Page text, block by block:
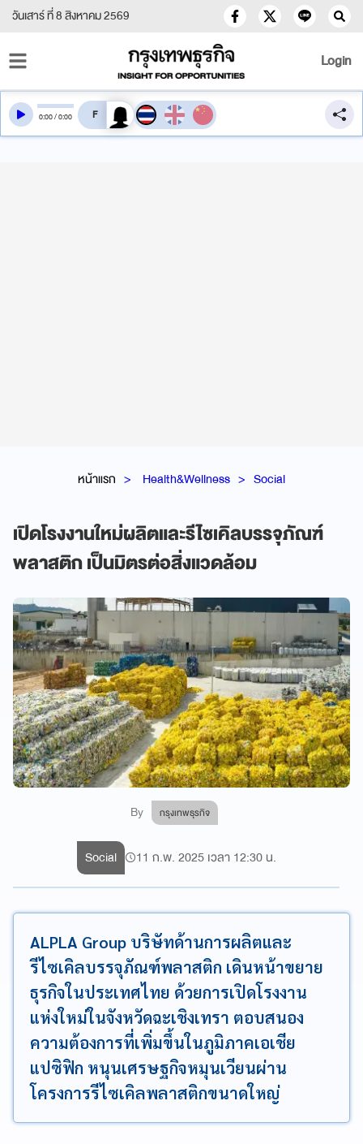
วันเสาร์ ที่ 8 สิงหาคม 2569
Login
หน้าแรก Health&Wellness Social
เปิดโรงงานใหม่ผลิตและรีไซเคิลบรรจุภัณฑ์
พลาสติก เป็นมิตรต่อสิ่งแวดล้อม
By กรุงเทพธุรกิจ
0:00/0:00 สลับเสียงอ่าน
Social 11 ก.พ. 2025 เวลา 12:30 น.
ALPLA Group บริษัทด้านการผลิตและ
รีไซเคิลบรรจุภัณฑ์พลาสติก เดินหน้าขยาย
ธุรกิจในประเทศไทย ด้วยการเปิดโรงงาน
แห่งใหม่ในจังหวัดฉะเชิงเทรา ตอบสนอง
ความต้องการที่เพิ่มขึ้นในภูมิภาคเอเชีย
แปซิฟิก หนุนเศรษฐกิจหมุนเวียนผ่าน
โครงการรีไซเคิลพลาสติกขนาดใหญ่